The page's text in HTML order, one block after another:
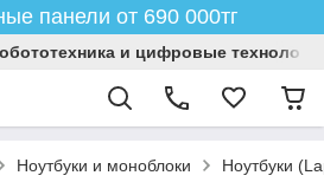
панели от 690 000тг
и цифровые
Ноутбуки и моноблоки Ноутбуки